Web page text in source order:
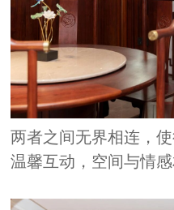
两者之间无界相连，
温馨互动，空间与情感